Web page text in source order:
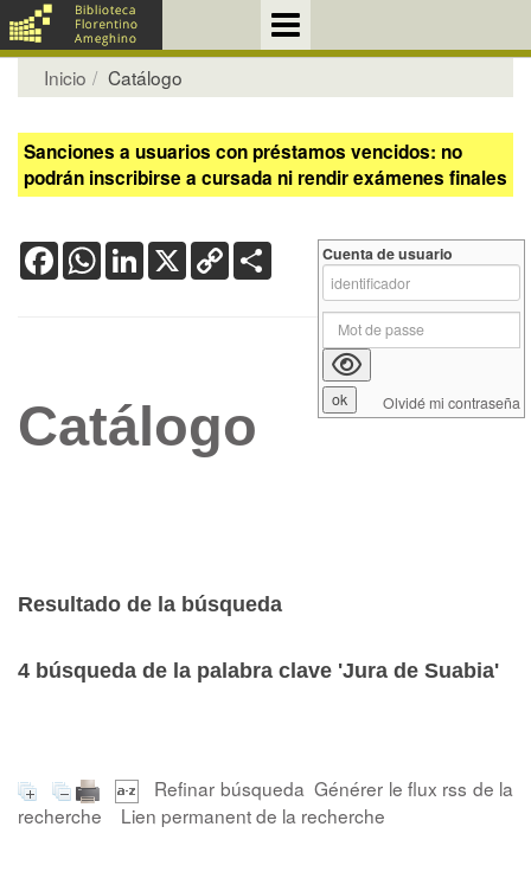
Inicio Catálogo
Sanciones a usuarios con préstamos vencidos: no
podrán inscribirse a cursada ni rendir exámenes finales
FacebookWhatsApp
LinkedIn
X Copy
Link
Catálogo
Resultado de la búsqueda
4 búsqueda de la palabra clave 'Jura de Suabia'
Refinar búsqueda Générer le flux rss de la
recherche
Lien permanent de la recherche
Cuenta de usuario
Olvidé mi contraseña